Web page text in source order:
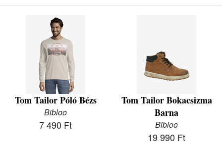
Tom Tailor Póló Bézs
Bibloo
7 490 Ft
Tom Tailor Bokacsizma
Barna
Bibloo
19 990 Ft